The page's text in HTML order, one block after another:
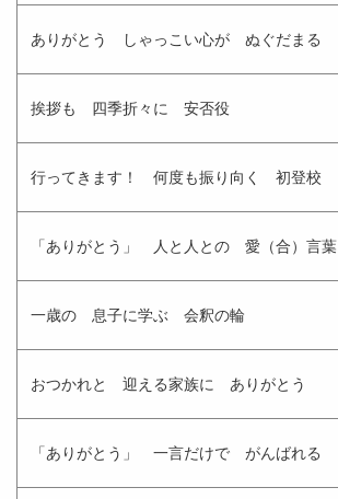
ありがとう しゃっこい心が ぬぐだまる
挨拶も 四季折々に 安否役
行ってきます！ 何度も振り向く 初登校
「ありがとう」 人と人との 愛（合）言葉
一歳の 息子に学ぶ 会釈の輪
おつかれと 迎える家族に ありがとう
「ありがとう」 一言だけで がんばれる